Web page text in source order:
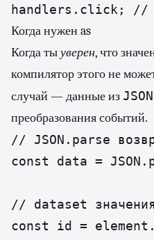
handlers.click; //
Когда нужен as
Когда тыуверен, что
компилятор этого не
случай — данные из
преобразования событий.
// JSON.parse
const data =
// dataset
const id =